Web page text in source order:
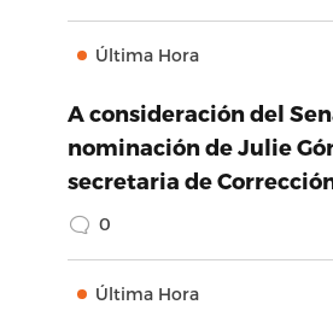
Última Hora
A consideración del
nominación de Julie
secretaria de
0
Última Hora